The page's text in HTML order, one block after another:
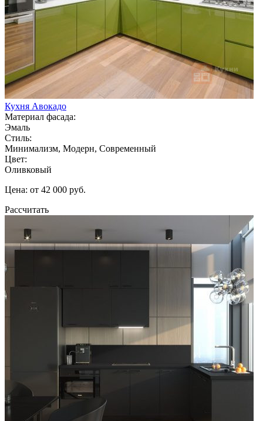
Кухня Авокадо
Материал фасада:
Эмаль
Стиль:
Минимализм, Модерн, Современный
Цвет:
Оливковый
Цена: от 42 000 руб.
Рассчитать